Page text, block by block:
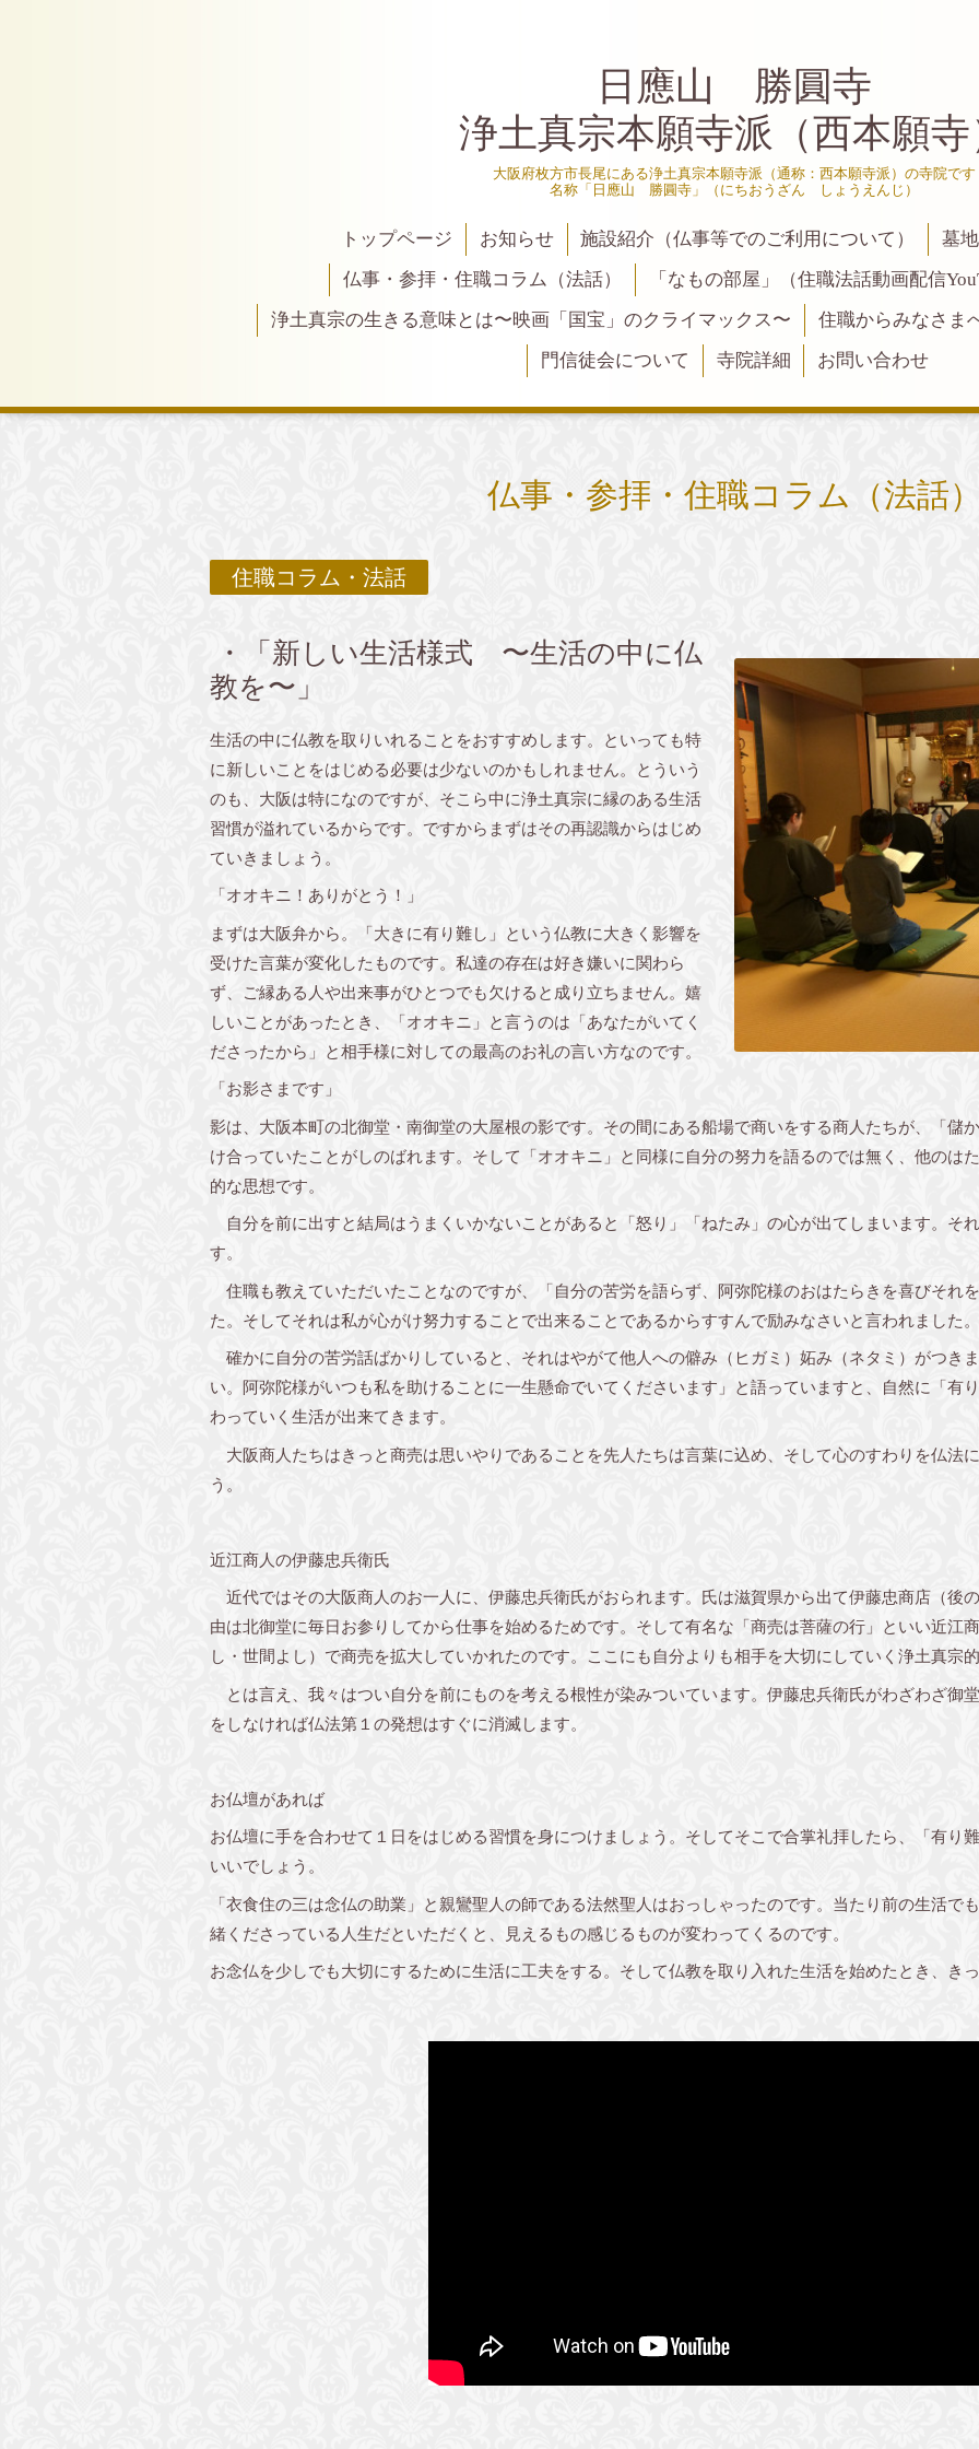
日應山 勝圓寺
浄土真宗本願寺派（西本願寺
大阪府枚方市長尾にある浄土真宗本願寺派（通称：西本願寺派）の寺院です
名称「日應山 勝圓寺」（にちおうざん しょうえんじ）
トップページ お知らせ 施設紹介（仏事等でのご利用について）
墓
仏事・参拝・住職コラム（法話）
「なもの部屋」（住職法話動画配信
浄土真宗の生きる意味とは〜映画「国宝」のクライマックス〜
住職からみなさま
門信徒会について
寺院詳細 お問い合わせ
仏事・参拝・住職コラム（法話
住職コラム・法話
・「新しい生活様式 〜生活の中に仏
教を〜」
生活の中に仏教を取りいれることをおすすめします。といっても特
に新しいことをはじめる必要は少ないのかもしれません。とういう
のも、大阪は特になのですが、そこら中に浄土真宗に縁のある生活
習慣が溢れているからです。ですからまずはその再認識からはじめ
ていきましょう。
「オオキニ！ありがとう！」
まずは大阪弁から。「大きに有り難し」という仏教に大きく影響を
受けた言葉が変化したものです。私達の存在は好き嫌いに関わら
ず、ご縁ある人や出来事がひとつでも欠けると成り立ちません。嬉
しいことがあったとき、「オオキニ」と言うのは「あなたがいてく
ださったから」と相手様に対しての最高のお礼の言い方なのです。
「お影さまです」
影は、大阪本町の北御堂・南御堂の大屋根の影です。その間にある船場で商いをする商人たちが、「儲
け合っていたことがしのばれます。そして「オオキニ」と同様に自分の努力を語るのでは無く、他のは
的な思想です。
自分を前に出すと結局はうまくいかないことがあると「怒り」「ねたみ」の心が出てしまいます。そ
す。
住職も教えていただいたことなのですが、「自分の苦労を語らず、阿弥陀様のおはたらきを喜びそれ
た。そしてそれは私が心がけ努力することで出来ることであるからすすんで励みなさいと言われました。
確かに自分の苦労話ばかりしていると、それはやがて他人への僻み（ヒガミ）妬み（ネタミ）がつき
い。阿弥陀様がいつも私を助けることに一生懸命でいてくださいます」と語っていますと、自然に「有
わっていく生活が出来てきます。
大阪商人たちはきっと商売は思いやりであることを先人たちは言葉に込め、そして心のすわりを仏法
う。
近江商人の伊藤忠兵衛氏
近代ではその大阪商人のお一人に、伊藤忠兵衛氏がおられます。氏は滋賀県から出て伊藤忠商店（後
由は北御堂に毎日お参りしてから仕事を始めるためです。そして有名な「商売は菩薩の行」といい近江
し・世間よし）で商売を拡大していかれたのです。ここにも自分よりも相手を大切にしていく浄土真宗
とは言え、我々はつい自分を前にものを考える根性が染みついています。伊藤忠兵衛氏がわざわざ御
をしなければ仏法第１の発想はすぐに消滅します。
お仏壇があれば
お仏壇に手を合わせて１日をはじめる習慣を身につけましょう。そしてそこで合掌礼拝したら、「有り
いいでしょう。
「衣食住の三は念仏の助業」と親鸞聖人の師である法然聖人はおっしゃったのです。当たり前の生活で
緒くださっている人生だといただくと、見えるもの感じるものが変わってくるのです。
お念仏を少しでも大切にするために生活に工夫をする。そして仏教を取り入れた生活を始めたとき、き